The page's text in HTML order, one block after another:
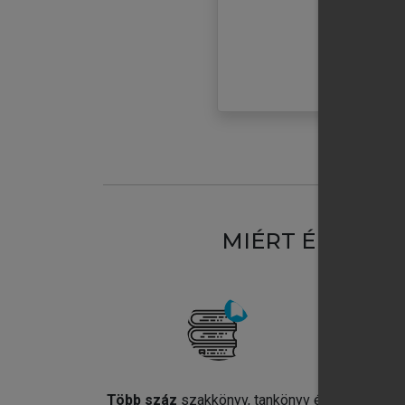
MIÉRT
Több száz szakkönyv, tankönyv és